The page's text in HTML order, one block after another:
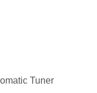
Tuner